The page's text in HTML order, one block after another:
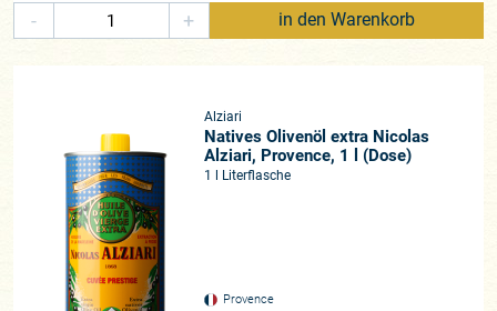
- + in den Warenkorb
Alziari
Natives Olivenöl extra Nicolas
Alziari, Provence, 1 l (Dose)
1 l Literflasche
Provence